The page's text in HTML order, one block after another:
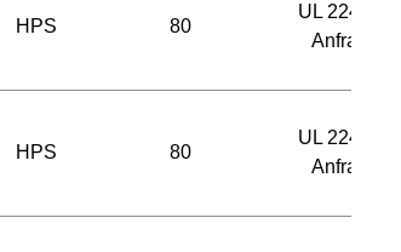
HPS 80
UL 224 auf
Anfrage
HPS 80
UL 224 auf
Anfrage